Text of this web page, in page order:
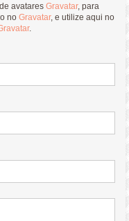
avataresGravatar, para
noGravatar, e utilize aqui no
.